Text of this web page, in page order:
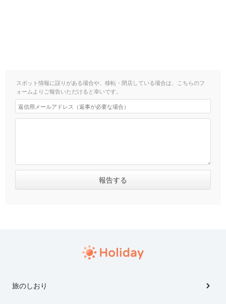
スポット情報に誤りがある場合や、移転・閉店している場合は、こちらのフ
ォームよりご報告いただけると幸いです。
旅のしおり